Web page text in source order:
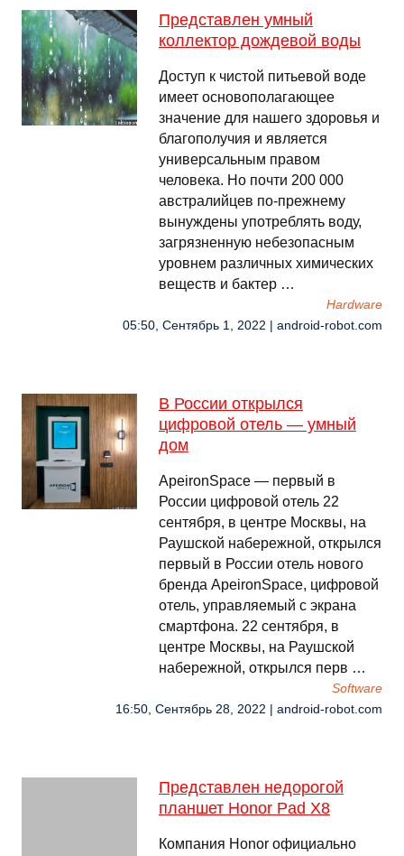
Представлен умный
коллектор дождевой воды
Доступ к чистой питьевой воде
имеет основополагающее
значение для нашего здоровья и
благополучия и является
универсальным правом
человека. Но почти 200 000
австралийцев по-прежнему
вынуждены употреблять воду,
загрязненную небезопасным
уровнем различных химических
веществ и бактер …
Hardware
05:50, Сентябрь 1, 2022 | android-robot.com
В России открылся
цифровой отель — умный
дом
ApeironSpace — первый в
России цифровой отель 22
сентября, в центре Москвы, на
Раушской набережной, открылся
первый в России отель нового
бренда ApeironSpace, цифровой
отель, управляемый с экрана
смартфона. 22 сентября, в
центре Москвы, на Раушской
набережной, открылся перв …
Software
16:50, Сентябрь 28, 2022 | android-robot.com
Представлен недорогой
планшет Honor Pad X8
Компания Honor официально